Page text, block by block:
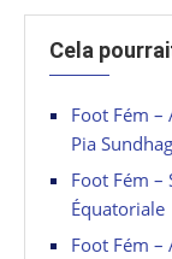
Cela
Foot Fém
Pia
Foot Fém –
Équatoriale
Foot Fém